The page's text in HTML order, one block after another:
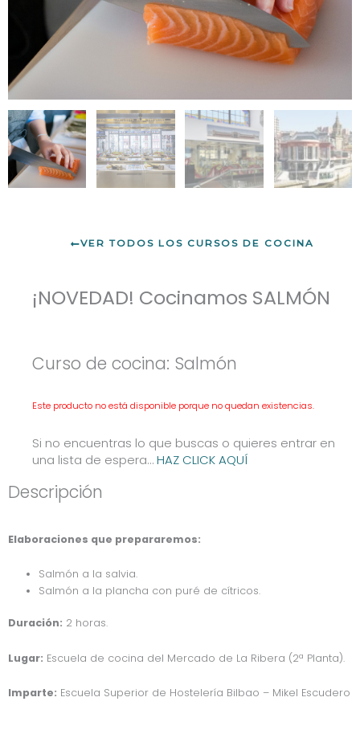
VER TODOS LOS CURSOS DE COCINA
¡NOVEDAD! Cocinamos SALMÓN
Curso de cocina: Salmón
Este producto no está disponible porque no quedan existencias.
Si no encuentras lo que buscas o quieres entrar en
una lista de espera…HAZ CLICK AQUÍ
Descripción
Elaboraciones que prepararemos:
Salmón a la salvia.
Salmón a la plancha con puré de cítricos.
Duración: 2 horas.
Lugar: Escuela de cocina del Mercado de La Ribera (2ª Planta).
Imparte: Escuela Superior de Hostelería Bilbao – Mikel Escudero